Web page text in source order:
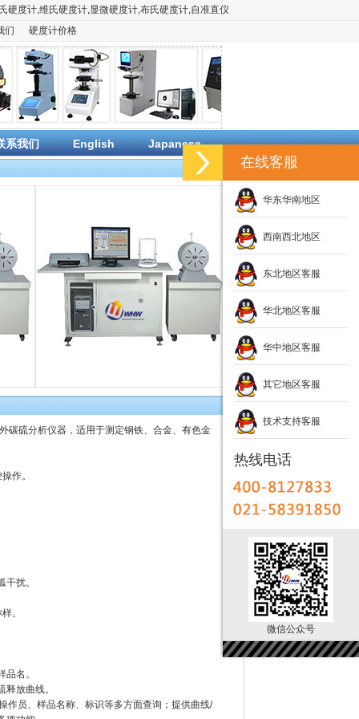
硬度计,维氏硬度计,显微硬度计,布氏硬度计,自准直仪
们 硬度计价格
系我们 English Japanese
碳硫分析仪器，适用于测定钢铁、合金、有色金
作。
扰。
。
名。
放曲线。
作员、样品名称、标识等多方面查询；提供曲线/
在线客服
华东华南地区
西南西北地区
东北地区客服
华北地区客服
华中地区客服
其它地区客服
技术支持客服
热线电话
微信公众号